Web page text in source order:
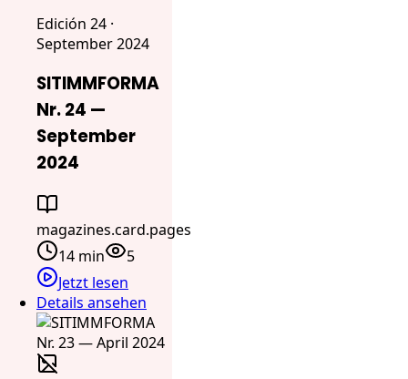
Edición 24 ·
September 2024
SITIMMFORMA
Nr. 24 —
September
2024
magazines.card.pages
14 min
5
Jetzt lesen
Details ansehen